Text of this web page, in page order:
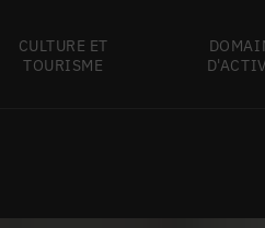
CULTURE ET
TOURISME